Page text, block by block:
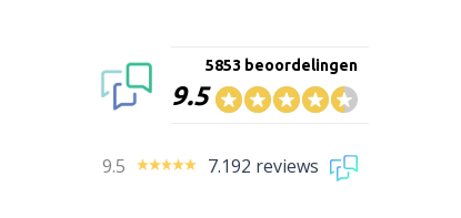
9.5
5853 beoordelingen
9.5 7.192 reviews